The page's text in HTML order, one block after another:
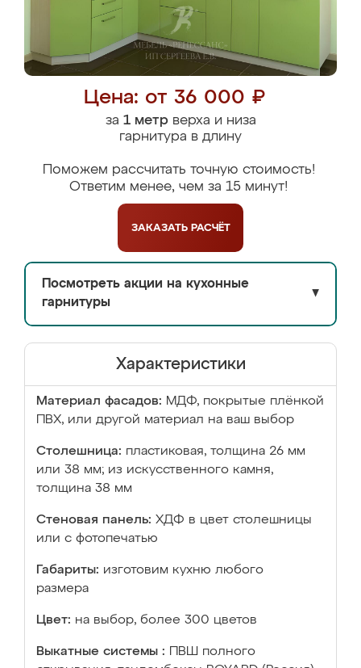
Цена: от 36 000 ₽
за 1 метрверха и низа
гарнитура в длину
Поможем рассчитать точную стоимость!
Ответим менее, чем за 15 минут!
ЗАКАЗАТЬ РАСЧЁТ
Посмотреть акции на кухонные
гарнитуры
▼
Характеристики
Материал фасадов: МДФ, покрытые плёнкой
ПВХ, или другой материал на ваш выбор
Столешница: пластиковая, толщина 26 мм
или 38 мм; из искусственного камня,
толщина 38 мм
Стеновая панель: ХДФ в цвет столешницы
или с фотопечатью
Габариты: изготовим кухню любого
размера
Цвет: на выбор, более 300 цветов
Выкатные системы :
ПВШ полного